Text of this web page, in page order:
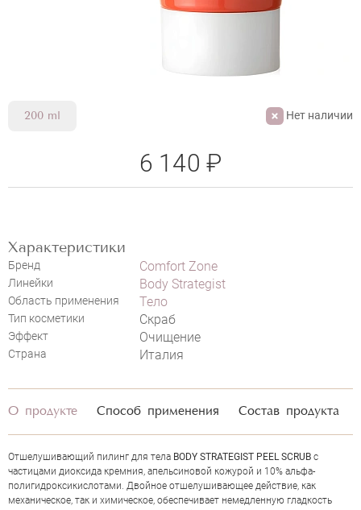
200 ml Нет наличии
Характеристики
Бренд Comfort Zone
Линейки Body Strategist
Область применения Тело
Тип косметики Скраб
Эффект Очищение
Страна Италия
6 140 ₽
О продукте Способ применения Состав продукта
Отшелушивающий пилинг для тела BODY STRATEGIST PEEL SCRUB с
частицами диоксида кремния, апельсиновой кожурой и 10% альфа-
полигидроксикислотами. Двойное отшелушивающее действие, как
механическое, так и химическое, обеспечивает немедленную гладкость